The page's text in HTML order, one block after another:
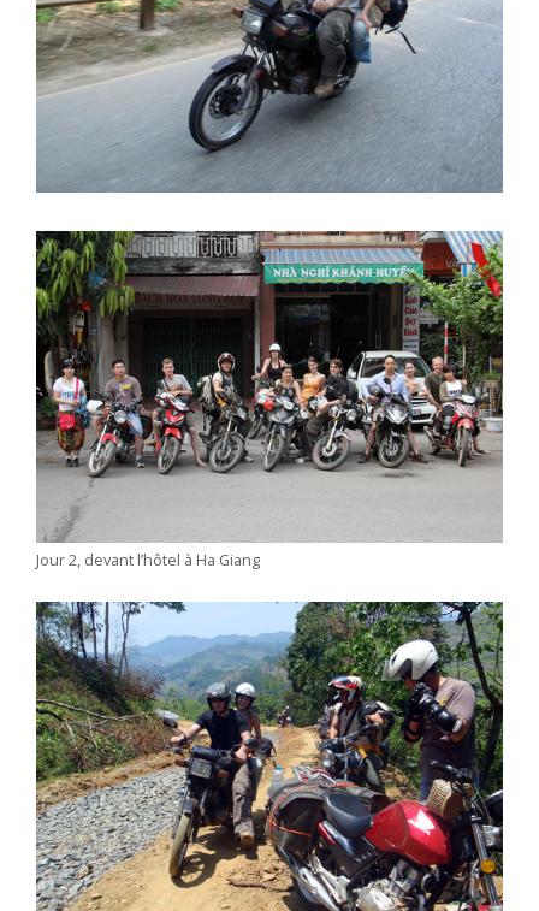
Jour 2, devant l’hôtel à Ha Giang